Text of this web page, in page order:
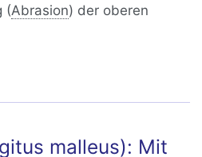
(Abrasion) der oberen
malleus): Mit